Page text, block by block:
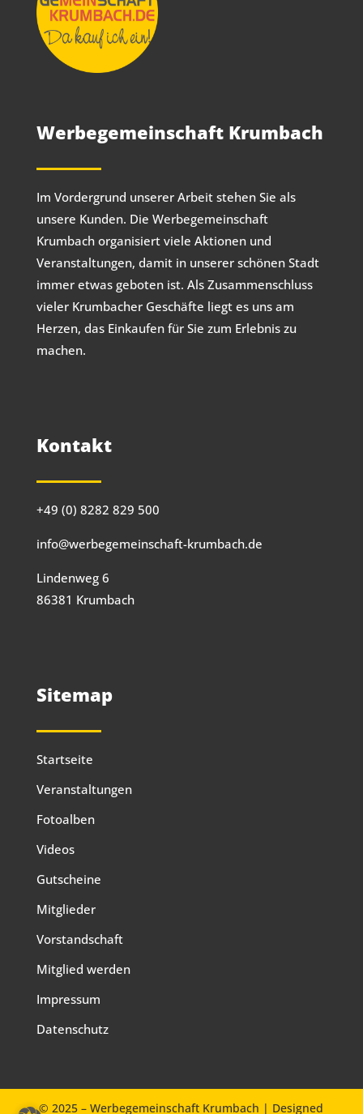
Werbegemeinschaft Krumbach
Im Vordergrund unserer Arbeit stehen Sie als
unsere Kunden. Die Werbegemeinschaft
Krumbach organisiert viele Aktionen und
Veranstaltungen, damit in unserer schönen Stadt
immer etwas geboten ist. Als Zusammenschluss
vieler Krumbacher Geschäfte liegt es uns am
Herzen, das Einkaufen für Sie zum Erlebnis zu
machen.
Kontakt
+49 (0) 8282 829 500
info@werbegemeinschaft-krumbach.de
Lindenweg 6
86381 Krumbach
Sitemap
Startseite
Veranstaltungen
Fotoalben
Videos
Gutscheine
Mitglieder
Vorstandschaft
Mitglied werden
Impressum
Datenschutz
© 2025 – Werbegemeinschaft Krumbach | Designed